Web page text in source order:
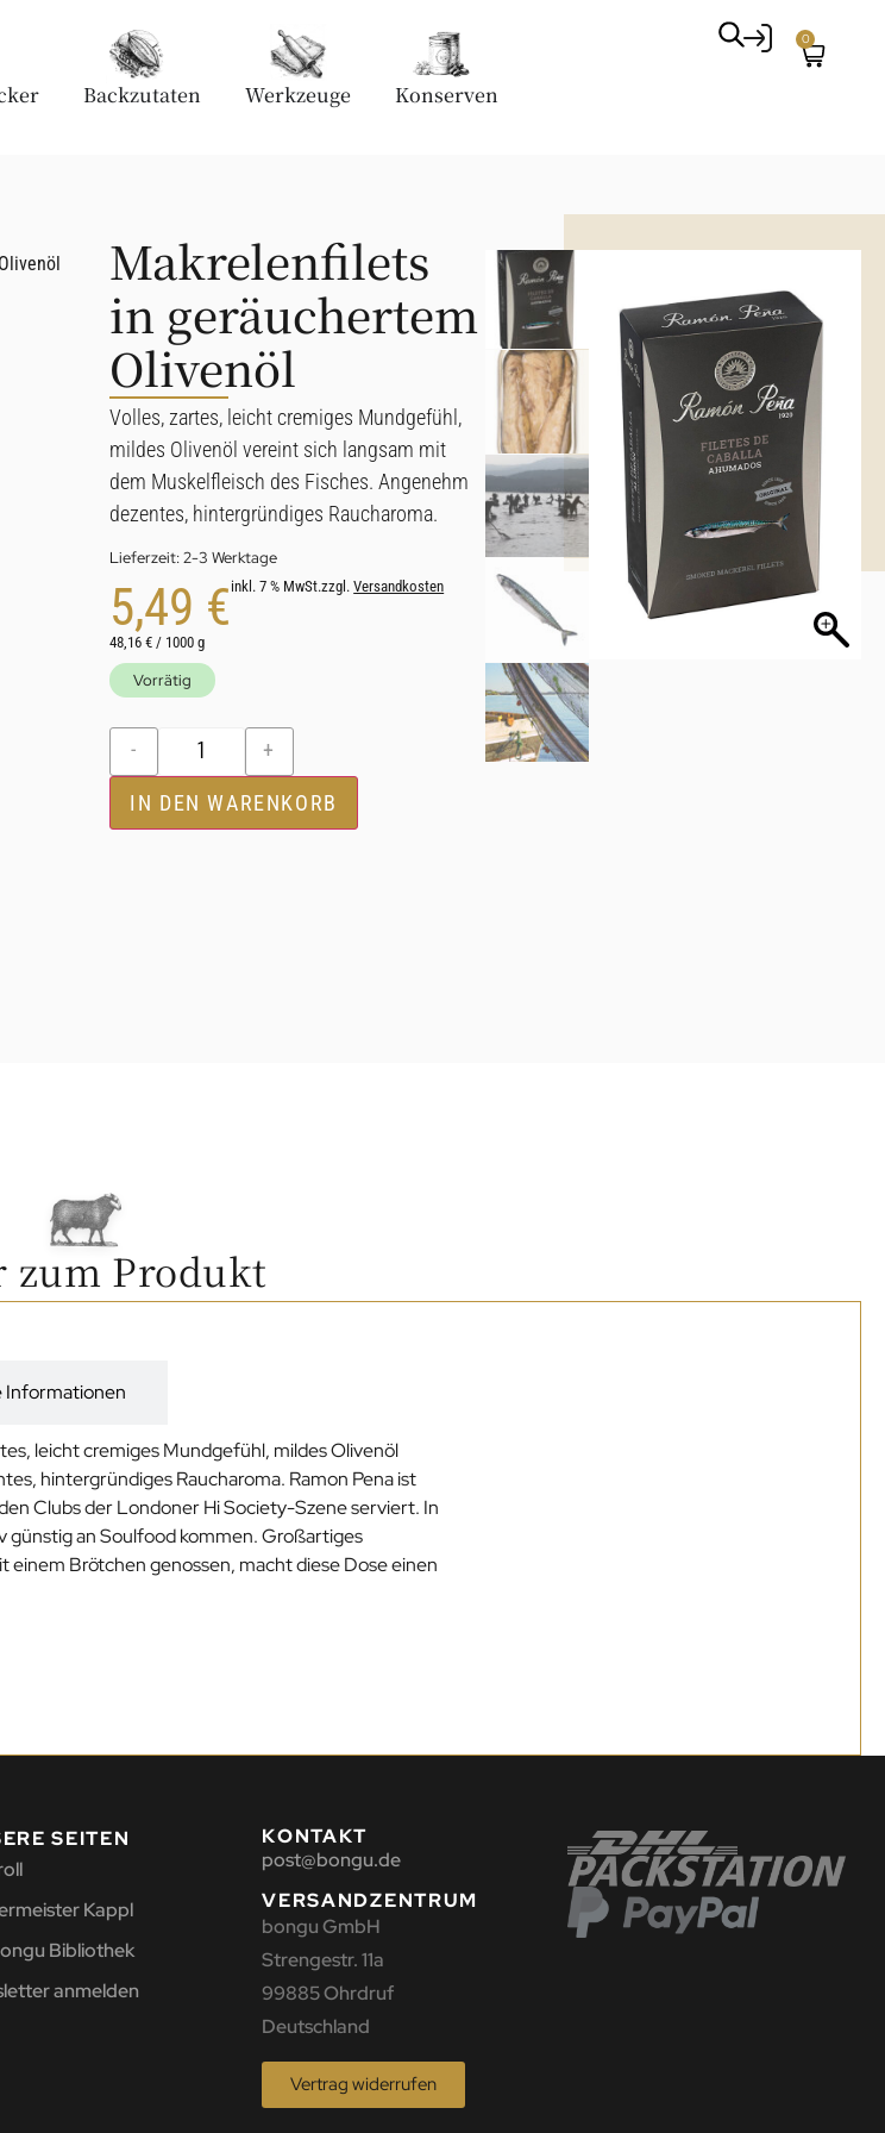
Backzutaten Werkzeuge Konserven
0
Makrelenfilets
in geräuchertem
Olivenöl
Volles, zartes, leicht cremiges Mundgefühl,
mildes Olivenöl vereint sich langsam mit
dem Muskelfleisch des Fisches. Angenehm
dezentes, hintergründiges Raucharoma.
Lieferzeit:2-3 Werktage
5,49 € inkl. 7 % MwSt.zzgl.Versandkosten
48,16€ / 1000 g
Vorrätig
- +
IN DEN WARENKORB
zum Produkt
Informationen
leicht cremiges Mundgefühl, mildes Olivenöl
hintergründiges Raucharoma. Ramon Pena ist
Clubs der Londoner Hi Society-Szene serviert. In
an Soulfood kommen. Großartiges
Brötchen genossen, macht diese Dose einen
SEITEN
Kappl
Bibliothek
anmelden
KONTAKT
post@bongu.de
VERSANDZENTRUM
bongu GmbH
Strengestr. 11a
99885 Ohrdruf
Deutschland
Vertrag widerrufen